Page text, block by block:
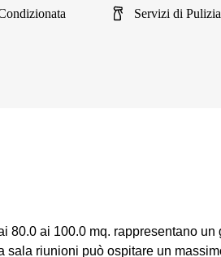
Servizi di Pulizia
80.0 ai 100.0 mq. rappresentano
sala riunioni può ospitare un